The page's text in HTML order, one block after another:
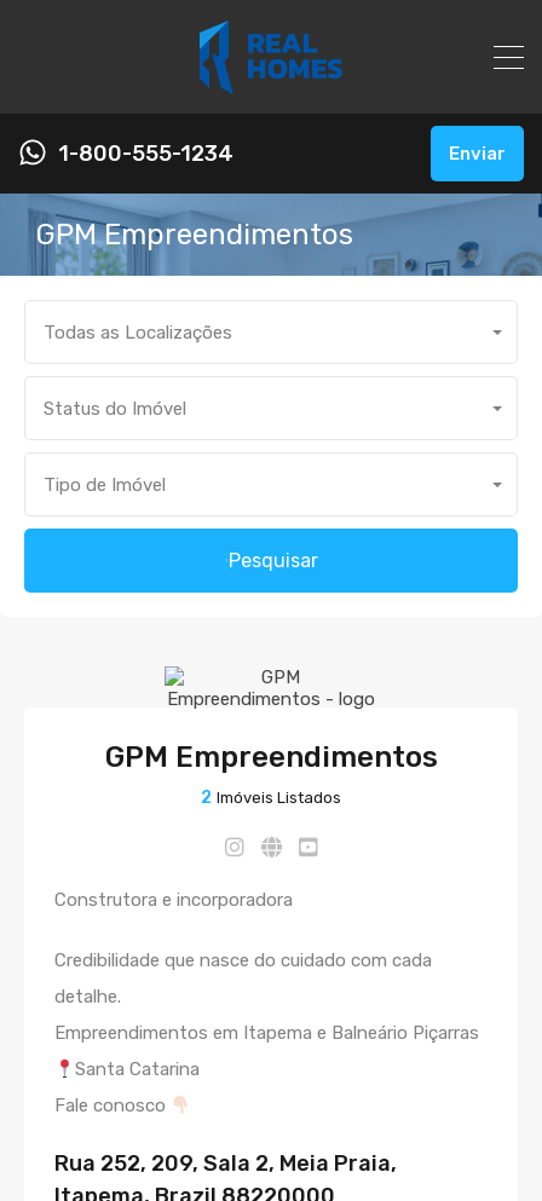
1-800-555-1234 Enviar
GPM Empreendimentos
Todas as Localizações
Status do Imóvel
Tipo de Imóvel
Pesquisar
GPM Empreendimentos
2 Imóveis Listados
Construtora e incorporadora
Credibilidade que nasce do cuidado com cada
detalhe.
Empreendimentos em Itapema e Balneário Piçarras
Santa Catarina
Fale conosco
Rua 252, 209, Sala 2, Meia Praia,